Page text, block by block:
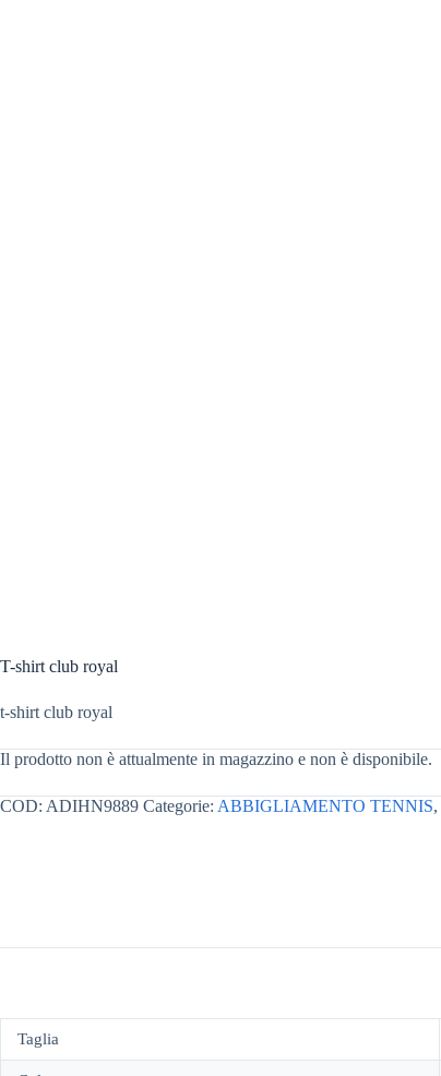
T-shirt club royal
t-shirt club royal
Il prodotto non è attualmente in magazzino e non è disponibile.
COD: ADIHN9889 Categorie: ABBIGLIAMENTO TENNIS,
Taglia